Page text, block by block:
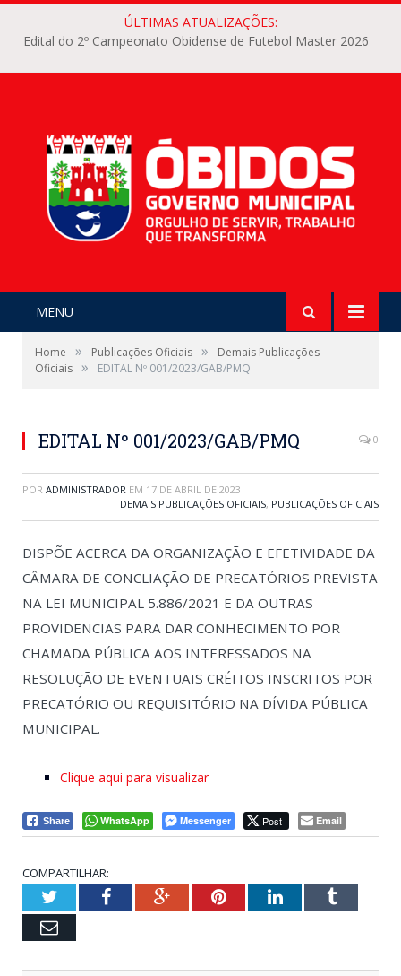
ÚLTIMAS ATUALIZAÇÕES:
Edital do 2º Campeonato Obidense de Futebol Master 2026
MENU
Home » Publicações Oficiais »
Demais Publicações
Oficiais » EDITAL Nº 001/2023/GAB/PMQ
EDITAL Nº 001/2023/GAB/PMQ 0
POR ADMINISTRADOR EM 17 DE ABRIL DE 2023
DEMAIS PUBLICAÇÕES OFICIAIS, PUBLICAÇÕES OFICIAIS
DISPÕE ACERCA DA ORGANIZAÇÃO E EFETIVIDADE DA
CÂMARA DE CONCLIAÇÃO DE PRECATÓRIOS PREVISTA
NA LEI MUNICIPAL 5.886/2021 E DA OUTRAS
PROVIDENCIAS PARA DAR CONHECIMENTO POR
CHAMADA PÚBLICA AOS INTERESSADOS NA
RESOLUÇÃO DE EVENTUAIS CRÉITOS INSCRITOS POR
PRECATÓRIO OU REQUISITÓRIO NA DÍVIDA PÚBLICA
MUNICIPAL.
Clique aqui para visualizar
Share WhatsApp Messenger Post Email
COMPARTILHAR:
TwitterFacebookGoogle+PinterestLinkedInTumblr
Email